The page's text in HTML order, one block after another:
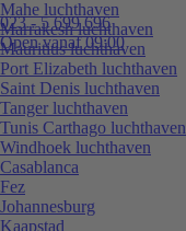
023 - 5 699 696
Open vanaf 09:00
Mahe luchthaven
Marrakesh luchthaven
Mauritius luchthaven
Port Elizabeth luchthaven
Saint Denis luchthaven
Tanger luchthaven
Tunis Carthago luchthaven
Windhoek luchthaven
Casablanca
Fez
Johannesburg
Kaapstad